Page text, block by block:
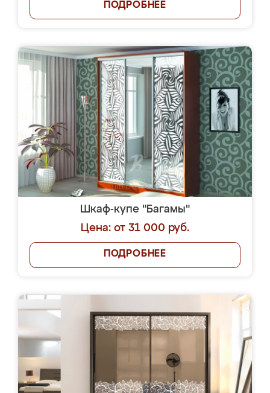
ПОДРОБНЕЕ
Шкаф-купе "Багамы"
Цена: от 31 000 руб.
ПОДРОБНЕЕ